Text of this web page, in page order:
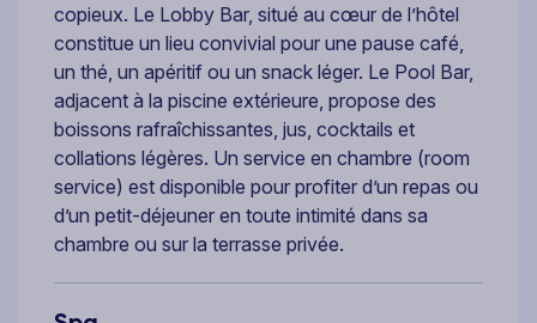
copieux. Le Lobby Bar, situé au cœur de l’hôtel
constitue un lieu convivial pour une pause café,
un thé, un apéritif ou un snack léger. Le Pool Bar,
adjacent à la piscine extérieure, propose des
boissons rafraîchissantes, jus, cocktails et
collations légères. Un service en chambre (room
service) est disponible pour profiter d’un repas ou
d’un petit-déjeuner en toute intimité dans sa
chambre ou sur la terrasse privée.